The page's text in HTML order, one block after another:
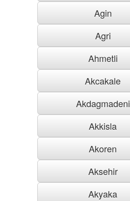
Agin
Agri
Ahmetli
Akcakale
Akdagmadeni
Akkisla
Akoren
Aksehir
Akyaka